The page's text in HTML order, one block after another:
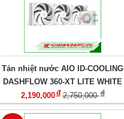
Tản nhiệt nước AIO ID-COOLING
DASHFLOW 360-XT LITE WHITE
2,190,000đ 2,750,000đ